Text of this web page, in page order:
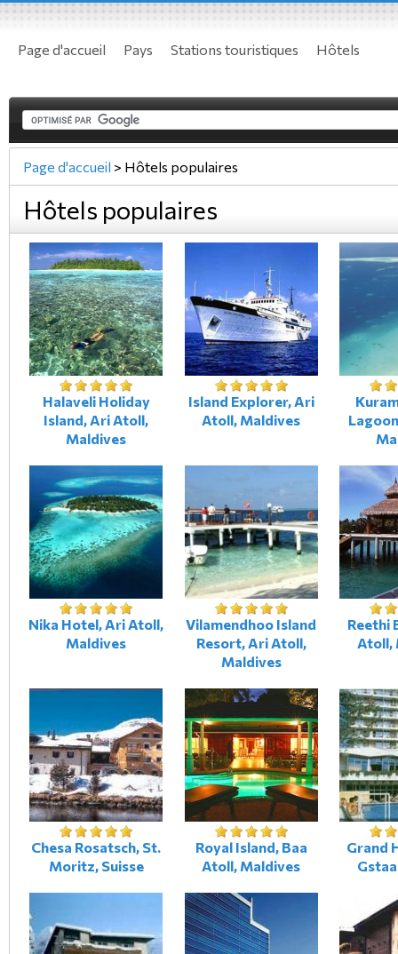
Page d'accueil Pays Stations touristiques Hôtels
Page d'accueil > Hôtels populaires
Hôtels populaires
Halaveli Holiday
Island, Ari Atoll,
Maldives
Island Explorer, Ari
Atoll, Maldives
Nika Hotel, Ari Atoll,
Maldives
Vilamendhoo Island
Resort, Ari Atoll,
Maldives
Reethi
Atoll,
Chesa Rosatsch, St.
Moritz, Suisse
Royal Island, Baa
Atoll, Maldives
Grand